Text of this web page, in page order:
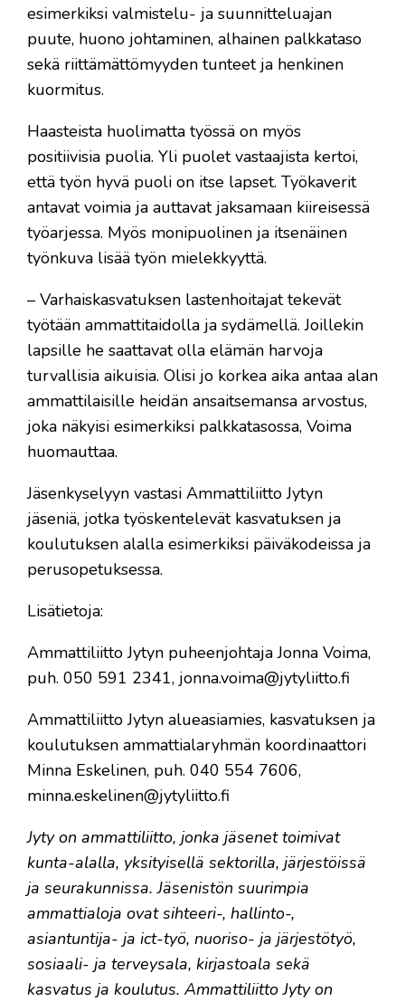
esimerkiksi valmistelu- ja suunnitteluajan
puute, huono johtaminen, alhainen palkkataso
sekä riittämättömyyden tunteet ja henkinen
kuormitus.
Haasteista huolimatta työssä on myös
positiivisia puolia. Yli puolet vastaajista kertoi,
että työn hyvä puoli on itse lapset. Työkaverit
antavat voimia ja auttavat jaksamaan kiireisessä
työarjessa. Myös monipuolinen ja itsenäinen
työnkuva lisää työn mielekkyyttä.
– Varhaiskasvatuksen lastenhoitajat tekevät
työtään ammattitaidolla ja sydämellä. Joillekin
lapsille he saattavat olla elämän harvoja
turvallisia aikuisia. Olisi jo korkea aika antaa alan
ammattilaisille heidän ansaitsemansa arvostus,
joka näkyisi esimerkiksi palkkatasossa, Voima
huomauttaa.
Jäsenkyselyyn vastasi Ammattiliitto Jytyn
jäseniä, jotka työskentelevät kasvatuksen ja
koulutuksen alalla esimerkiksi päiväkodeissa ja
perusopetuksessa.
Lisätietoja:
Ammattiliitto Jytyn puheenjohtaja Jonna Voima,
puh. 050 591 2341, jonna.voima@jytyliitto.fi
Ammattiliitto Jytyn alueasiamies, kasvatuksen ja
koulutuksen ammattialaryhmän koordinaattori
Minna Eskelinen, puh. 040 554 7606,
minna.eskelinen@jytyliitto.fi
Jyty on ammattiliitto, jonka jäsenet toimivat
kunta-alalla, yksityisellä sektorilla, järjestöissä
ja seurakunnissa. Jäsenistön suurimpia
ammattialoja ovat sihteeri-, hallinto-,
asiantuntija- ja ict-työ, nuoriso- ja järjestötyö,
sosiaali- ja terveysala, kirjastoala sekä
kasvatus ja koulutus. Ammattiliitto Jyty on